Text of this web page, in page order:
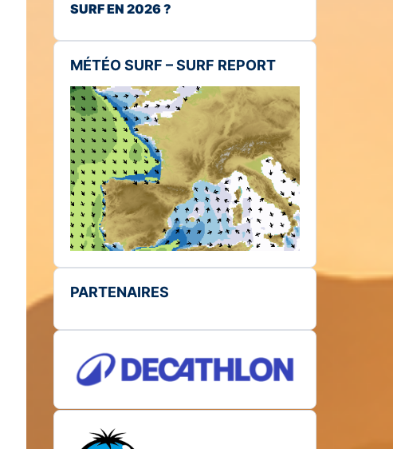
SURF EN 2026 ?
MÉTÉO SURF – SURF REPORT
PARTENAIRES